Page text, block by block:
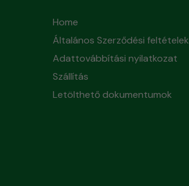
Home
Általános Szerződési feltételek
Adattovábbítási nyilatkozat
Szállítás
Letölthető dokumentumok